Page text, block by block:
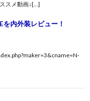
スメ動画↓[…]
を内外装レビュー！